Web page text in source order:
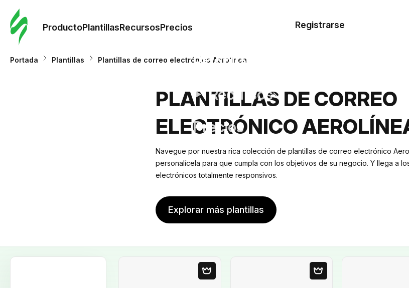
ProductoPlantillasRecursosPrecios
Plantillas
Recursos
Precios
Registrarse
Portada Plantillas Plantillas de correo electrónico Aerolínea
PLANTILLAS DE CORREO
ELECTRÓNICO
Navegue por nuestra rica colección de plantillas de correo electrónico
personalícela para que cumpla con los objetivos de su negocio. Y llega a
electrónicos totalmente responsivos.
Explorar más plantillas